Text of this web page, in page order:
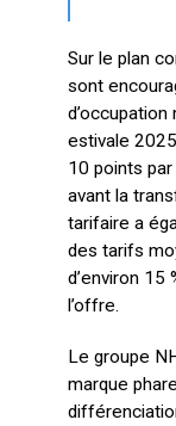
Sur le plan
sont
estivale
10 points
avant la
tarifaire a
des tarifs
d’environ 15
l’offre.
Le groupe
marque